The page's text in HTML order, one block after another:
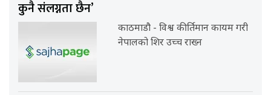
कुनै संलग्नता छैन’
काठमाडौ - विश्व कीर्तिमान कायम गरी
नेपालको शिर उच्च राख्न